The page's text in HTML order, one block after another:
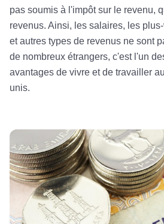
pas soumis à l'impôt sur le revenu,
revenus. Ainsi, les salaires, les
et autres types de revenus ne sont
de nombreux étrangers, c'est l'un
avantages de vivre et de travailler
unis.